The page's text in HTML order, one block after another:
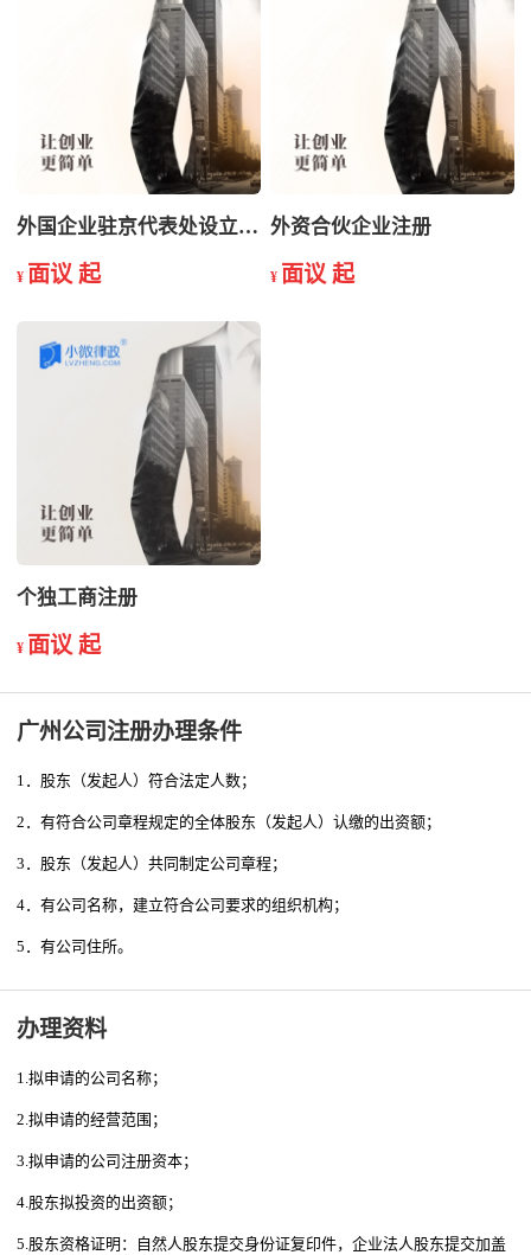
外国企业驻京代表处设立开业
¥ 面议 起
外资合伙企业注册
¥ 面议 起
个独工商注册
¥ 面议 起
广州公司注册办理条件
1．股东（发起人）符合法定人数；
2．有符合公司章程规定的全体股东（发起人）认缴的出资额；
3．股东（发起人）共同制定公司章程；
4．有公司名称，建立符合公司要求的组织机构；
5．有公司住所。
办理资料
1.拟申请的公司名称；
2.拟申请的经营范围；
3.拟申请的公司注册资本；
4.股东拟投资的出资额；
5.股东资格证明：自然人股东提交身份证复印件，企业法人股东提交加盖